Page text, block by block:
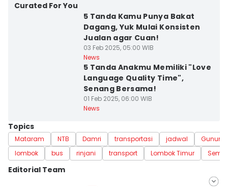
Curated For You
5 Tanda Kamu Punya Bakat
Dagang, Yuk Mulai Konsisten
Jualan agar Cuan!
03 Feb 2025, 05:00 WIB
News
5 Tanda Anakmu Memiliki "Love
Language Quality Time",
Senang Bersama!
01 Feb 2025, 06:00 WIB
News
Topics
Mataram NTB Damri transportasi jadwal
lombok
bus rinjani transport Lombok Timur
Editorial Team